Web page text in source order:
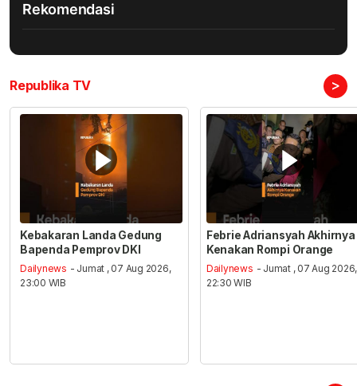
Rekomendasi
Republika TV >
Kebakaran Landa Gedung
Bapenda Pemprov DKI
Dailynews - Jumat , 07 Aug 2026,
23:00 WIB
Febrie Adriansyah Akhirnya
Kenakan Rompi Orange
Dailynews - Jumat , 07 Aug 2026,
22:30 WIB